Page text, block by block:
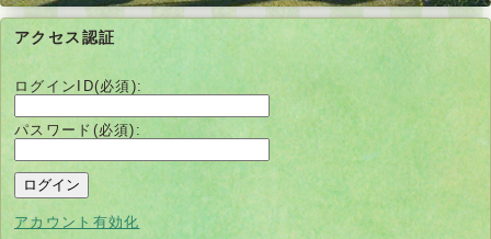
アクセス認証
ログインID(必須):
パスワード(必須):
アカウント有効化